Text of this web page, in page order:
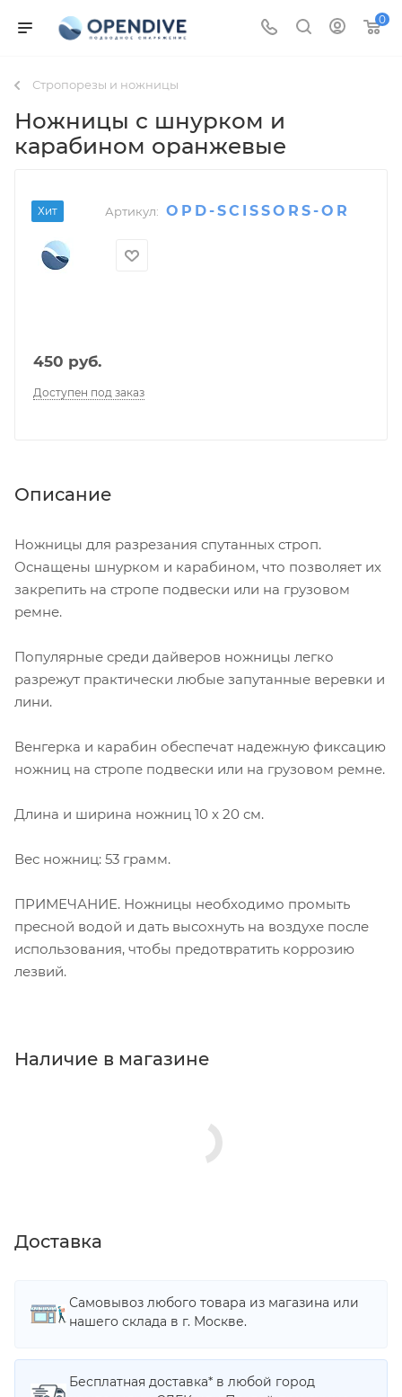
0
Стропорезы и ножницы
Ножницы с шнурком и
карабином оранжевые
Хит Артикул: OPD-SCISSORS-OR
450 руб.
Доступен под заказ
Описание
Ножницы для разрезания спутанных строп.
Оснащены шнурком и карабином, что позволяет их
закрепить на стропе подвески или на грузовом
ремне.
Популярные среди дайверов ножницы легко
разрежут практически любые запутанные веревки и
лини.
Венгерка и карабин обеспечат надежную фиксацию
ножниц на стропе подвески или на грузовом ремне.
Длина и ширина ножниц 10 x 20 см.
Вес ножниц: 53 грамм.
ПРИМЕЧАНИЕ. Ножницы необходимо промыть
пресной водой и дать высохнуть на воздухе после
использования, чтобы предотвратить коррозию
лезвий.
Наличие в магазине
Доставка
Самовывоз любого товара из магазина или
нашего склада в г. Москве.
Бесплатная доставка* в любой город